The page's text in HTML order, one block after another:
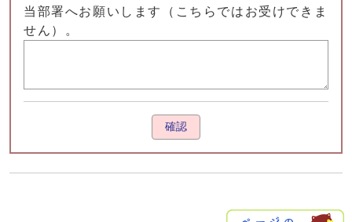
当部署へお願いします（こちらではお受けできま
せん）。
確認